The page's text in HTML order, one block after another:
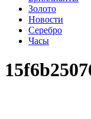
Золото
Новости
Серебро
Часы